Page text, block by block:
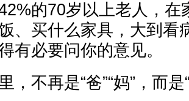
的70岁以上老人，在
、买什么家具，大到看
有必要问你的意见。
，不再是“爸”“妈”，而